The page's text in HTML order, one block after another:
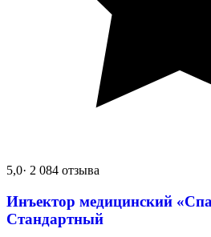
5,0· 2 084 отзыва
Инъектор медицинский
Стандартный